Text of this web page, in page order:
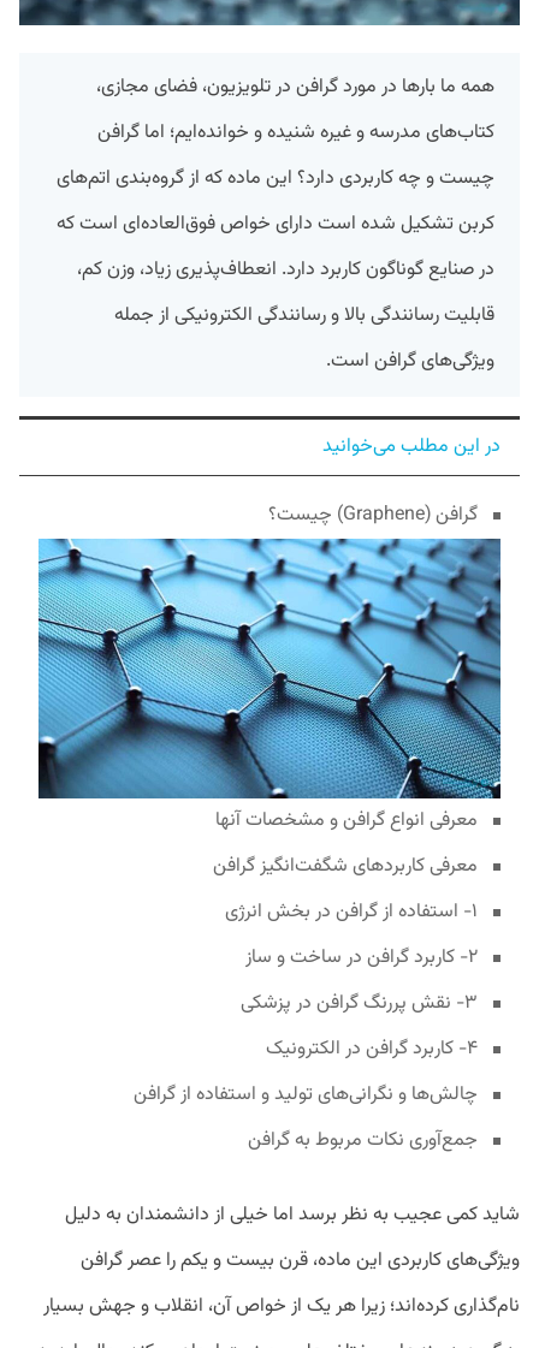
همه ما بارها در مورد گرافن در تلویزیون، فضای مجازی،
کتاب‌های مدرسه و غیره شنیده و خوانده‌ایم؛ اما گرافن
چیست و چه کاربردی دارد؟ این ماده که از گروه‌بندی اتم‌های
کربن تشکیل شده است دارای خواص فوق‌العاده‌ای است که
در صنایع گوناگون کاربرد دارد. انعطاف‌پذیری زیاد، وزن کم،
قابلیت رسانندگی بالا و رسانندگی الکترونیکی از جمله
ویژگی‌های گرافن است.
در این مطلب می‌خوانید
گرافن (Graphene) چیست؟
معرفی انواع گرافن و مشخصات آنها
معرفی کاربردهای شگفت‌انگیز گرافن
۱- استفاده از گرافن در بخش انرژی
۲- کاربرد گرافن در ساخت و ساز
۳- نقش پررنگ گرافن در پزشکی
۴- کاربرد گرافن در الکترونیک
چالش‌ها و نگرانی‌های تولید و استفاده از گرافن
جمع‌آوری نکات مربوط به گرافن
شاید کمی عجیب به نظر برسد اما خیلی از دانشمندان به دلیل
ویژگی‌های کاربردی این ماده، قرن بیست و یکم را عصر گرافن
نام‌گذاری کرده‌اند؛ زیرا هر یک از خواص آن، انقلاب و جهش بسیار